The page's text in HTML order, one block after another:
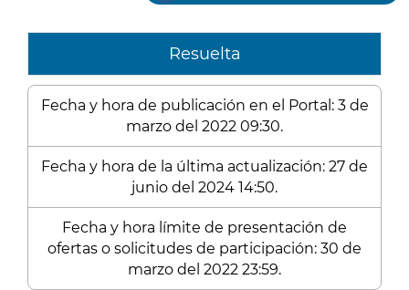
Resuelta
Fecha y hora de publicación en el Portal: 3 de
marzo del 2022 09:30.
Fecha y hora de la última actualización: 27 de
junio del 2024 14:50.
Fecha y hora límite de presentación de
ofertas o solicitudes de participación: 30 de
marzo del 2022 23:59.